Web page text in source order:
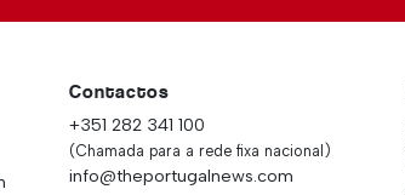
Contactos
+351 282 341 100
(Chamada para a rede fixa nacional)
info@theportugalnews.com